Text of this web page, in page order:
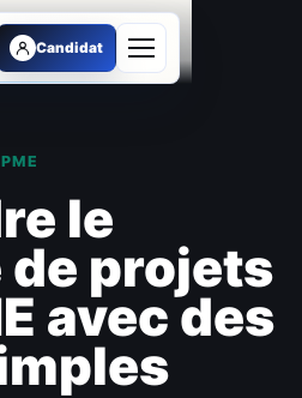
Candidat
Ouvrir le menu
le
projets
avec des